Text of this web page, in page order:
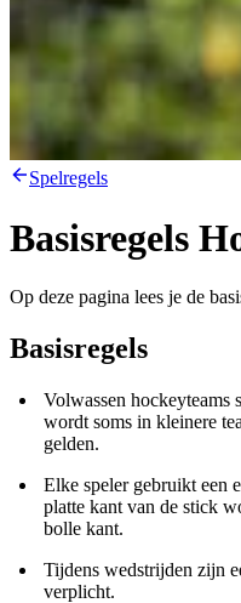
Spelregels
Basisregels
Op deze pagina lees je de
Basisregels
Volwassen hockeyteams
wordt soms in kleinere
gelden.
Elke speler gebruikt een
platte kant van de stick
bolle kant.
Tijdens wedstrijden zijn
verplicht.